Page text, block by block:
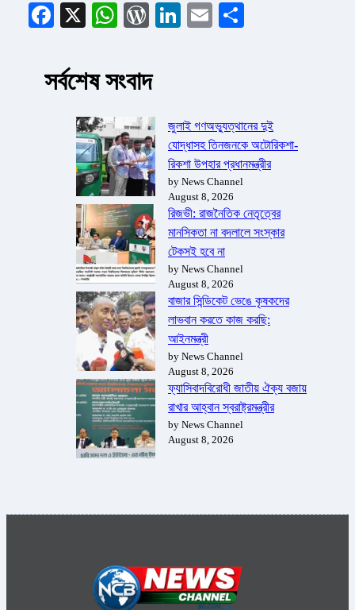
Facebook
X WhatsApp
WordPress
LinkedIn
Email
সর্বশেষ সংবাদ
জুলাই গণঅভ্যুত্থানের দুই
যোদ্ধাসহ তিনজনকে অটোরিকশা-
রিকশা উপহার প্রধানমন্ত্রীর
by News Channel
August 8, 2026
রিজভী: রাজনৈতিক নেতৃত্বের
মানসিকতা না বদলালে সংস্কার
টেকসই হবে না
by News Channel
August 8, 2026
বাজার সিন্ডিকেট ভেঙে কৃষকদের
লাভবান করতে কাজ করছি:
আইনমন্ত্রী
by News Channel
August 8, 2026
ফ্যাসিবাদবিরোধী জাতীয় ঐক্য বজায়
রাখার আহ্বান স্বরাষ্ট্রমন্ত্রীর
by News Channel
August 8, 2026